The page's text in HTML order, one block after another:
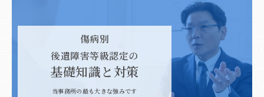
傷病別
後遺障害等級認定の
基礎知識と対策
当事務所の最も大きな強みです